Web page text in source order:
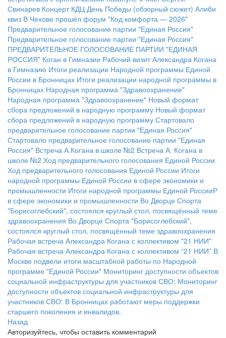
Свинарев Концерт КДЦ День Победы (обзорный сюжет) Алиби
квиз В Чехове прошёл форум "Код комфорта — 2026"
Предварительное голосование партии "Единая Россия"
Предварительное голосование партии "Единая Россия"
ПРЕДВАРИТЕЛЬНОЕ ГОЛОСОВАНИЕ ПАРТИИ "ЕДИНАЯ
РОССИЯ" Коган в Гимназии Рабочий визит Александра Когана
в Гимназию Итоги реализации Народной программы Единой
России в Бронницах Итоги реализации народной программы в
Бронницах Народная программа "Здравоохранение"
Народная программа "Здравоохранение" Новый формат
сбора предложений в народную программу Новый формат
сбора предложений в народную программу Стартовало
предварительное голосование партии "Единая Россия"
Стартовало предварительное голосование партии "Единая
Россия" Встреча А.Когана в школе №2 Встреча А. Когана в
школе №2 Ход предварительного голосования Единой России
Ход предварительного голосования Единой России Итоги
народной программы Единой России в сфере экономики и
промышленности Итоги народной программы Единой РоссииР
в сфере экономики и промышленности Во Дворце Спорта
"Борисоглебский", состоялся круглый стол, посвящённый теме
здравоохранения Во Дворце Спорта "Борисоглебский",
состоялся круглый стол, посвящённый теме здравоохранения
Рабочая встреча Александра Когана с коллективом "21 НИИ"
Рабочая встреча Александра Когана с коллективом “21 НИИ” В
Москве подвели итоги масштабной работы по Народной
программе "Единой России" Мониторинг доступности объектов
социальной инфраструктуры для участников СВО: Мониторинг
доступности объектов социальной инфраструктуры для
участников СВО: В Бронницах работают меры поддержки
старшего поколения и инвалидов.
Назад
Авторизуйтесь, чтобы оставить комментарий